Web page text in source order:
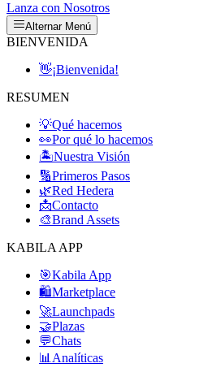
Lanza con Nosotros
Alternar Menú
BIENVENIDA
👋¡Bienvenida!
RESUMEN
💡Qué hacemos
👀Por qué lo hacemos
🏝️Nuestra Visión
🔢Primeros Pasos
🌿Red Hedera
📩Contacto
🎨Brand Assets
KABILA APP
🎯Kabila App
🛍️Marketplace
🚀Launchpads
🤝Plazas
💬Chats
📊 Analíticas